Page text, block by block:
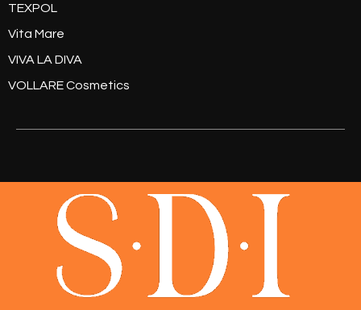
TEXPOL
Vita Mare
VIVA LA DIVA
VOLLARE Cosmetics